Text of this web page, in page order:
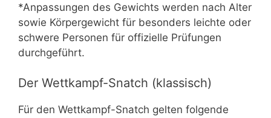
*Anpassungen des Gewichts werden nach Alter
sowie Körpergewicht für besonders leichte oder
schwere Personen für offizielle Prüfungen
durchgeführt.
Der Wettkampf-Snatch (klassisch)
Für den Wettkampf-Snatch gelten folgende